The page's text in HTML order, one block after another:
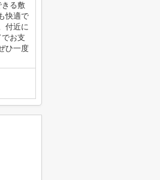
きる敷
快適で
付近に
お支
ひ一度